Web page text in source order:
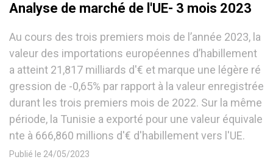
Analyse de marché de l'UE- 3 mois 2023
Au cours des trois premiers mois de l’année 2023, la
valeur des importations européennes d’habillement
a atteint 21,817 milliards d'€ et marque une légère ré
gression de -0,65% par rapport à la valeur enregistrée
durant les trois premiers mois de 2022. Sur la même
période, la Tunisie a exporté pour une valeur équivale
nte à 666,860 millions d'€ d'habillement vers l'UE.
Publié le 24/05/2023